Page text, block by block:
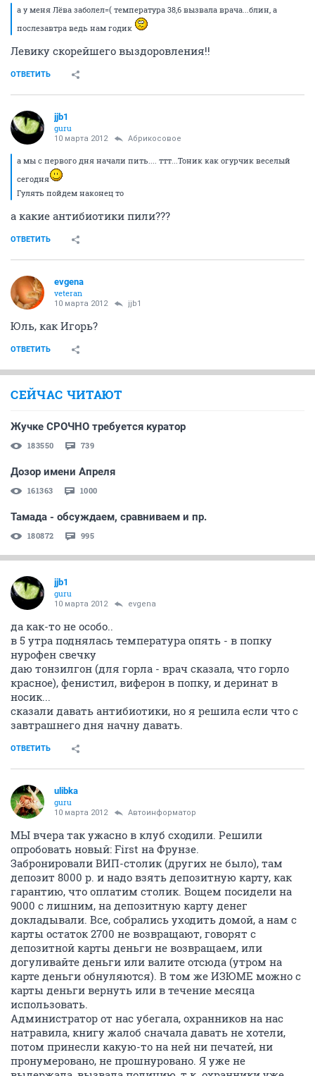
а у меня Лёва заболел=( температура 38,6 вызвала врача...блин, а
послезавтра ведь нам годик
Левику скорейшего выздоровления!!
ОТВЕТИТЬ
jjb1
guru
10 марта 2012 Абрикосовое
а мы с первого дня начали пить.... ттт...Тоник как огурчик веселый
сегодня
Гулять пойдем наконец то
а какие антибиотики пили???
ОТВЕТИТЬ
evgena
veteran
10 марта 2012 jjb1
Юль, как Игорь?
ОТВЕТИТЬ
СЕЙЧАС ЧИТАЮТ
Жучке СРОЧНО требуется куратор
183550 739
Дозор имени Апреля
161363 1000
Тамада - обсуждаем, сравниваем и пр.
180872 995
jjb1
guru
10 марта 2012 evgena
да как-то не особо..
в 5 утра поднялась температура опять - в попку
нурофен свечку
даю тонзилгон (для горла - врач сказала, что горло
красное), фенистил, виферон в попку, и деринат в
носик...
сказали давать антибиотики, но я решила если что с
завтрашнего дня начну давать.
ОТВЕТИТЬ
ulibka
guru
10 марта 2012 Автоинформатор
МЫ вчера так ужасно в клуб сходили. Решили
опробовать новый: First на Фрунзе.
Забронировали ВИП-столик (других не было), там
депозит 8000 р. и надо взять депозитную карту, как
гарантию, что оплатим столик. Вощем посидели на
9000 с лишним, на депозитную карту денег
докладывали. Все, собрались уходить домой, а нам с
карты остаток 2700 не возвращают, говорят с
депозитной карты деньги не возвращаем, или
догуливайте деньги или валите отсюда (утром на
карте деньги обнуляются). В том же ИЗЮМЕ можно с
карты деньги вернуть или в течение месяца
использовать.
Администратор от нас убегала, охранников на нас
натравила, книгу жалоб сначала давать не хотели,
потом принесли какую-то на ней ни печатей, ни
пронумеровано, не прошнуровано. Я уже не